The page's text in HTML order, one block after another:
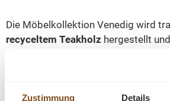
Zustimmung Details
Die Möbelkollektion Venedig wird
recyceltem Teakholz hergestellt